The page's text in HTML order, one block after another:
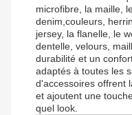
microfibre, la maille,
denim,couleurs,
jersey, la flanelle, le
dentelle, velours,
durabilité et un
adaptés à toutes les
d'accessoires offrent
et ajoutent une
quel look.